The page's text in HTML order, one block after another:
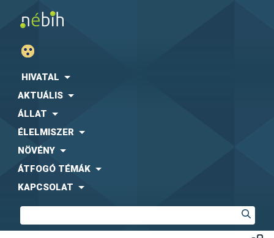
HIVATAL
AKTUÁLIS
ÁLLAT
ÉLELMISZER
NÖVÉNY
ÁTFOGÓ TÉMÁK
KAPCSOLAT